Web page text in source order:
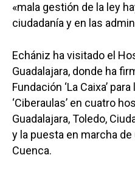
«mala gestión de la ley
ciudadanía y en las
Echániz ha visitado el
Guadalajara, donde ha
Fundación ‘La Caixa’
‘Ciberaulas’ en cuatro
Guadalajara, Toledo,
y la puesta en marcha
Cuenca.